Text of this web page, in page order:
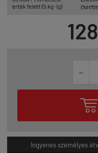


Ingyenes személyes